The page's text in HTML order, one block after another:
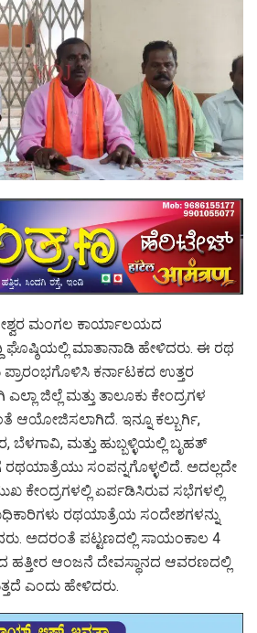
ಮಂಗಲ ಕಾರ್ಯಾಲಯದ
ಘೊಷ್ಠಿಯಲ್ಲಿ ಮಾತಾನಾಡಿ ಹೇಳಿದರು. ಈ ರಥ
ಕರ್ನಾಟಕದ ಉತ್ತರ
ಜಿಲ್ಲೆ ಮತ್ತು ತಾಲೂಕು ಕೇಂದ್ರಗಳ
ಆಯೋಜಿಸಲಾಗಿದೆ. ಇನ್ನೂ ಕಲ್ಬುರ್ಗಿ,
ಮತ್ತು ಹುಬ್ಬಳ್ಳಿಯಲ್ಲಿ ಬೃಹತ್
ಸಂಪನ್ನಗೊಳ್ಳಲಿದೆ. ಅದಲ್ಲದೇ
ಕೇಂದ್ರಗಳಲ್ಲಿ ಏರ್ಪಡಿಸಿರುವ ಸಭೆಗಳಲ್ಲಿ
ರಥಯಾತ್ರೆಯ ಸಂದೇಶಗಳನ್ನು
ಅದರಂತೆ ಪಟ್ಟಣದಲ್ಲಿ ಸಾಯಂಕಾಲ 4
ಹತ್ತೀರ ಆಂಜನೆ ದೇವಸ್ಥಾನದ ಆವರಣದಲ್ಲಿ
ಎಂದು ಹೇಳಿದರು.